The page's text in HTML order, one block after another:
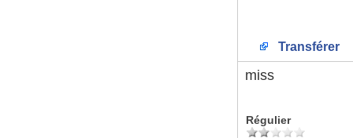
Transférer
miss
Régulier